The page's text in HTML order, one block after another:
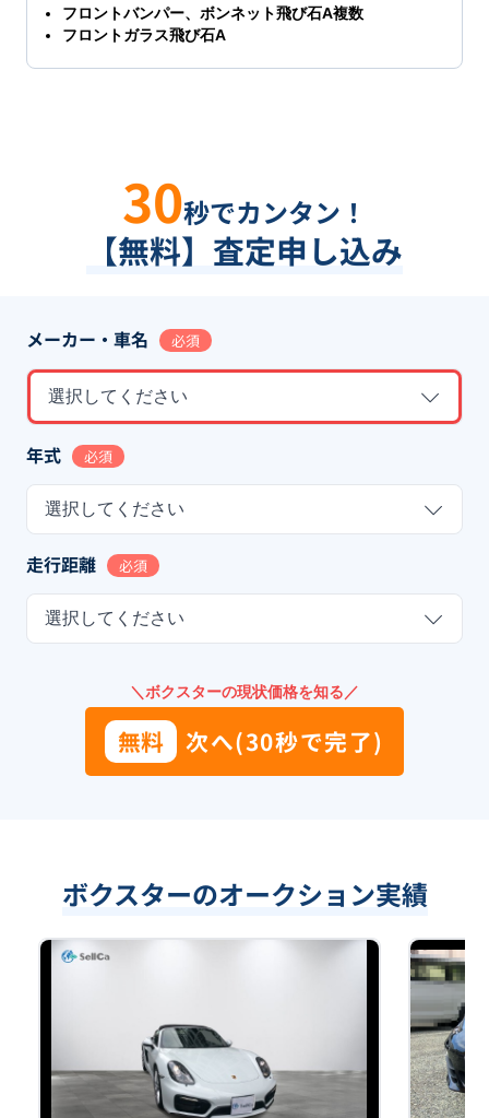
フロントバンパー、ボンネット飛び石A複数
フロントガラス飛び石A
30秒でカンタン！
【無料】査定申し込み
メーカー・車名 必須
選択してください
年式 必須
選択してください
走行距離 必須
選択してください
＼ボクスターの現状価格を知る／
無料 次へ(30秒で完了)
ボクスターのオークション実績